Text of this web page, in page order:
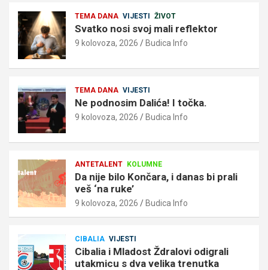
TEMA DANA VIJESTI ŽIVOT
Svatko nosi svoj mali reflektor
9 kolovoza, 2026 Budica Info
TEMA DANA VIJESTI
Ne podnosim Dalića! I točka.
9 kolovoza, 2026 Budica Info
ANTETALENT KOLUMNE
Da nije bilo Končara, i danas bi prali
veš ‘na ruke’
9 kolovoza, 2026 Budica Info
CIBALIA VIJESTI
Cibalia i Mladost Ždralovi odigrali
utakmicu s dva velika trenutka